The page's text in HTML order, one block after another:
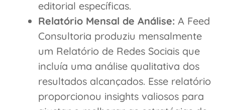
editorial específicas.
Relatório Mensal de Análise: A Feed
Consultoria produziu mensalmente
um Relatório de Redes Sociais que
incluía uma análise qualitativa dos
resultados alcançados. Esse relatório
proporcionou insights valiosos para